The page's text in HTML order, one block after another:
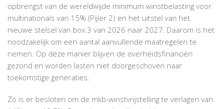
opbrengst van de wereldwijde minimum winstbelasting voor
multinationals van 15% (Pijler 2) en het uitstel van het
nieuwe stelsel van box 3 van 2026 naar 2027. Daarom is het
noodzakelijk om een aantal aanvullende maatregelen te
nemen. Op deze manier blijven de overheidsfinanciën
gezond en worden lasten niet doorgeschoven naar
toekomstige generaties.
Zo is er besloten om de mkb-winstvrijstelling te verlagen van